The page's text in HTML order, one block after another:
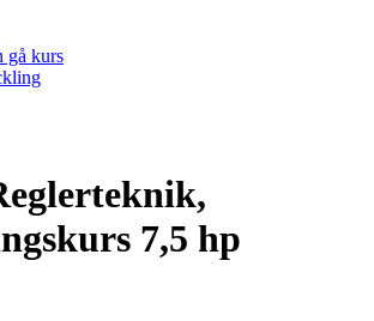
gå kurs
7,5 hp